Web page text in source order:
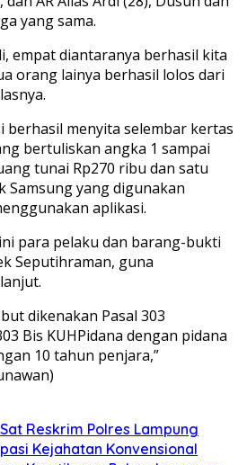
yang sama.
empat diantaranya berhasil kita
orang lainya berhasil lolos dari
berhasil menyita selembar kertas
bertuliskan angka 1 sampai
tunai Rp270 ribu dan satu
Samsung yang digunakan
aplikasi.
para pelaku dan barang-bukti
Seputihraman, guna
dikenakan Pasal 303
Bis KUHPidana dengan pidana
10 tahun penjara,”
Reskrim Polres Lampung
Kejahatan Konvensional